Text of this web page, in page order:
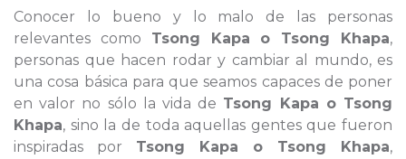
Conocer lo bueno y lo malo de las personas
relevantes como Tsong Kapa o Tsong Khapa,
personas que hacen rodar y cambiar al mundo, es
una cosa básica para que seamos capaces de poner
en valor no sólo la vida de Tsong Kapa o Tsong
Khapa, sino la de toda aquellas gentes que fueron
inspiradas por Tsong Kapa o Tsong Khapa,